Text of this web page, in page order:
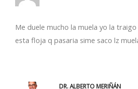
Me duele mucho la muela yo la
esta floja q pasaria sime saco lz
DR. ALBERTO MERIÑÁN